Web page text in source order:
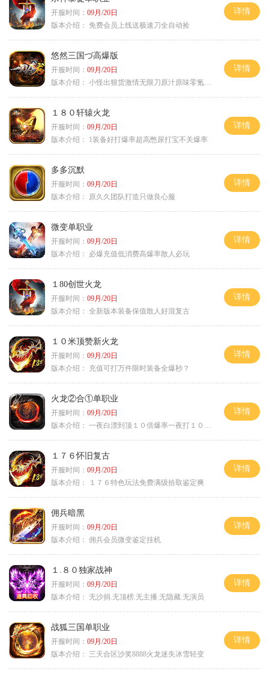
开服时间： 09月/20日
版本介绍： 免费会员上线送极速刀全自动捡
详情
悠然三国づ高爆版
开服时间： 09月/20日
版本介绍： 小怪出狠货激情无限刀原汁原味零氪通关
详情
１８０轩辕火龙
开服时间： 09月/20日
版本介绍：
1装备好打爆率超高憋尿打宝不关爆率
详情
多多沉默
开服时间： 09月/20日
版本介绍：
原久久团队打造只做良心服
详情
微变单职业
开服时间： 09月/20日
版本介绍：
必爆充值低消费高爆率散人必玩
详情
１80创世火龙
开服时间： 09月/20日
版本介绍： 全新版本装备保值散人好混复古
详情
１０米顶赞新火龙
开服时间： 09月/20日
版本介绍：
充值可打万件限时装备全爆秒？
详情
火龙②合①单职业
开服时间： 09月/20日
版本介绍： 一夜白漂到顶１０倍爆率一夜打１０００充
详情
１７６怀旧复古
开服时间： 09月/20日
版本介绍：
１７６特色玩法免费满级拾取鉴定爽
详情
佣兵暗黑
开服时间： 09月/20日
版本介绍： 佣兵会员微变鉴定挂机
详情
１.８０独家战神
开服时间： 09月/20日
版本介绍： 无沙捐.无顶榜.无主播.无隐藏.无演员
详情
战狐三国单职业
开服时间： 09月/20日
版本介绍：
三天合区沙奖8888火龙迷失冰雪轻变
详情